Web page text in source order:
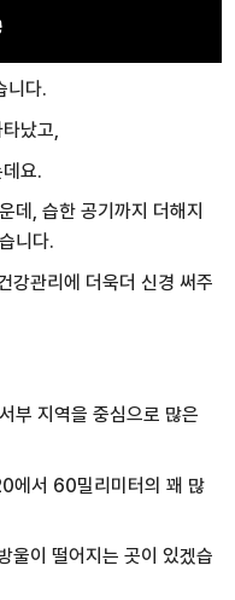
니다.
났고,
요.
데, 습한 공기까지 더해지
니다.
강관리에 더욱더 신경 써주
부 지역을 중심으로 많은
에서 60밀리미터의 꽤 많
울이 떨어지는 곳이 있겠습